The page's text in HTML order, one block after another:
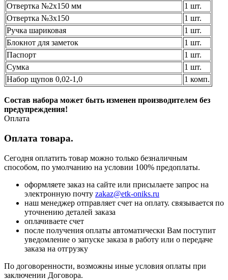
Отвертка №2х150 мм
1 шт.
Отвертка №3х150
1 шт.
Ручка шариковая
1 шт.
Блокнот для заметок
1 шт.
Паспорт
1 шт.
Сумка
1 шт.
Набор щупов 0,02-1,0
1 комп.
Состав набора может быть изменен производителем без
предупреждения!
Оплата
Оплата товара.
Сегодня оплатить товар можно только безналичным
способом, по умолчанию на условии 100% предоплаты.
оформляете заказ на сайте или присылаете запрос на
электронную почту zakaz@etk-oniks.ru
наш менеджер отправляет счет на оплату. связывается по
уточнению деталей заказа
оплачиваете счет
после получения оплаты автоматически Вам поступит
уведомление о запуске заказа в работу или о передаче
заказа на отгрузку
По договоренности, возможны иные условия оплаты при
заключении Договора.